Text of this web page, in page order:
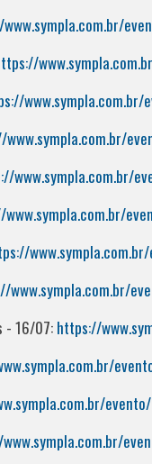
www.sympla.com.br/
www.sympla.com.br/
- 16/07: https://